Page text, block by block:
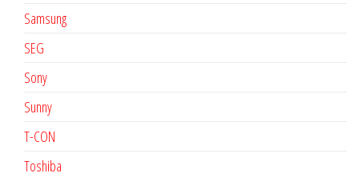
Samsung
SEG
Sony
Sunny
T-CON
Toshiba